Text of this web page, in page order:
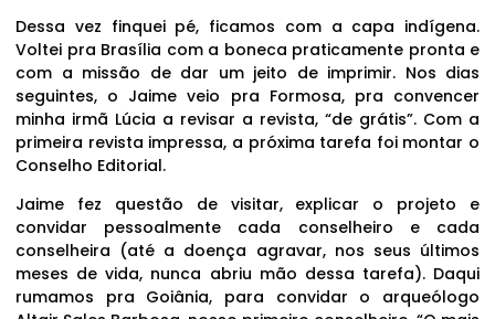
Dessa vez finquei pé, ficamos com a capa indígena.
Voltei pra Brasília com a boneca praticamente pronta e
com a missão de dar um jeito de imprimir. Nos dias
seguintes, o Jaime veio pra Formosa, pra convencer
minha irmã Lúcia a revisar a revista, “de grátis”. Com a
primeira revista impressa, a próxima tarefa foi montar o
Conselho Editorial.
Jaime fez questão de visitar, explicar o projeto e
convidar pessoalmente cada conselheiro e cada
conselheira (até a doença agravar, nos seus últimos
meses de vida, nunca abriu mão dessa tarefa). Daqui
rumamos pra Goiânia, para convidar o arqueólogo